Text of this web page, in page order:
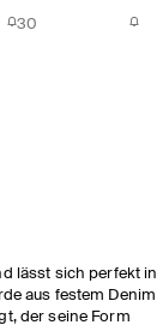
30
lässt sich perfekt in
aus festem Denim
der seine Form